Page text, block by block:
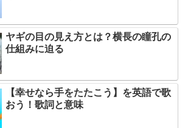
ヤギの目の見え方とは？横長の瞳孔の
仕組みに迫る
【幸せなら手をたたこう】を英語で歌
おう！歌詞と意味